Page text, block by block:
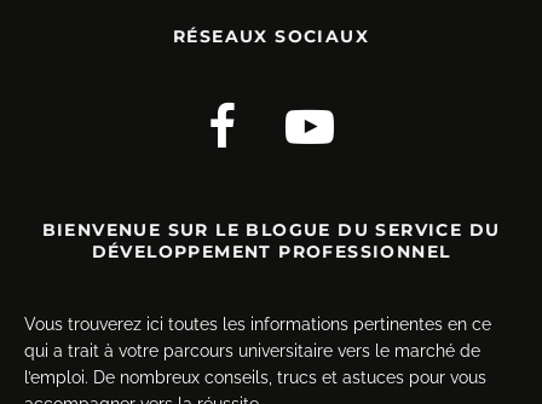
RÉSEAUX SOCIAUX
BIENVENUE SUR LE BLOGUE DU SERVICE DU
DÉVELOPPEMENT PROFESSIONNEL
Vous trouverez ici toutes les informations pertinentes en ce
qui a trait à votre parcours universitaire vers le marché de
l’emploi. De nombreux conseils, trucs et astuces pour vous